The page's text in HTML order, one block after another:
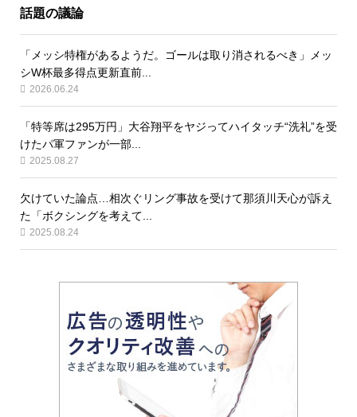
話題の議論
「メッシ特権があるようだ。ゴールは取り消されるべき」メッ
シW杯最多得点更新直前...
2026.06.24
「特等席は295万円」大谷翔平をヤジってハイタッチ“洗礼”を受
けたパ軍ファンが一部...
2025.08.27
欠けていた論点…相次ぐリング事故を受けて那須川天心が訴え
た「ボクシングを考えて...
2025.08.24